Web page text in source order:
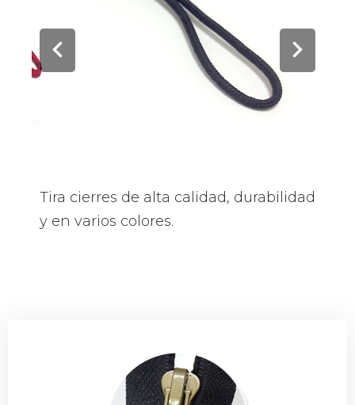
Tira cierres de alta calidad, durabilidad
y en varios colores.